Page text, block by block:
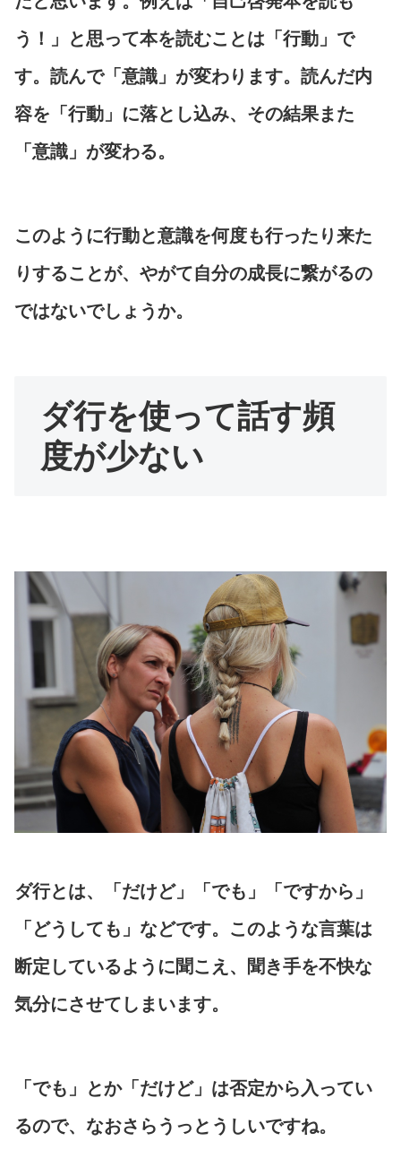
う！」と思って本を読むことは「行動」で
す。読んで「意識」が変わります。読んだ内
容を「行動」に落とし込み、その結果また
「意識」が変わる。
このように行動と意識を何度も行ったり来た
りすることが、やがて自分の成長に繋がるの
ではないでしょうか。
ダ行を使って話す頻
度が少ない
ダ行とは、「だけど」「でも」「ですから」
「どうしても」などです。このような言葉は
断定しているように聞こえ、聞き手を不快な
気分にさせてしまいます。
「でも」とか「だけど」は否定から入ってい
るので、なおさらうっとうしいですね。